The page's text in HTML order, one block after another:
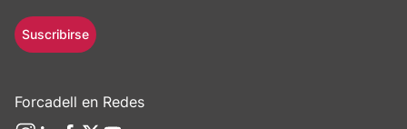
Suscribirse
Forcadell en Redes